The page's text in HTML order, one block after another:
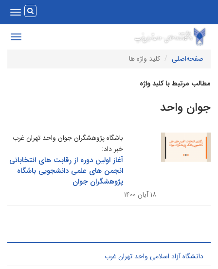
Toggle
Toggle
صفحه‌اصلی
کلید واژه ها
مرتبط با کلید واژه
واحد
باشگاه پژوهشگران جوان واحد تهران غرب
خبر داد:
آغاز اولین دوره از رقابت های انتخاباتی
انجمن های علمی دانشجویی باشگاه
پژوهشگران جوان
دانشگاه آزاد اسلامی واحد تهران غرب